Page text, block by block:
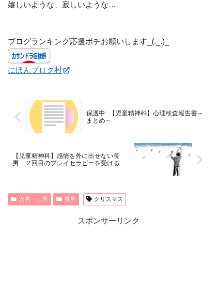
嬉しいような、寂しいような…
ブログランキング応援ポチお願いします_(._.)_
にほんブログ村
保護中: 【児童精神科】心理検査報告書～
まとめ～
【児童精神科】感情を外に出せない長
男 ２回目のプレイセラピーを受ける
次男・三男 長男 クリスマス
スポンサーリンク